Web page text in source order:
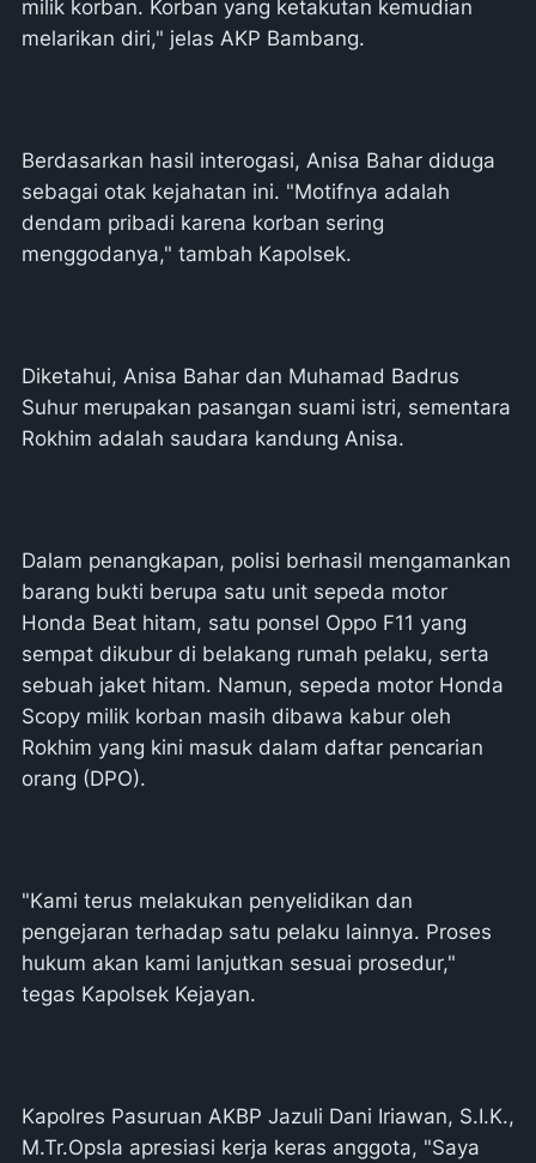
milik korban. Korban yang ketakutan kemudian
melarikan diri," jelas AKP Bambang.
Berdasarkan hasil interogasi, Anisa Bahar diduga
sebagai otak kejahatan ini. "Motifnya adalah
dendam pribadi karena korban sering
menggodanya," tambah Kapolsek.
Diketahui, Anisa Bahar dan Muhamad Badrus
Suhur merupakan pasangan suami istri, sementara
Rokhim adalah saudara kandung Anisa.
Dalam penangkapan, polisi berhasil mengamankan
barang bukti berupa satu unit sepeda motor
Honda Beat hitam, satu ponsel Oppo F11 yang
sempat dikubur di belakang rumah pelaku, serta
sebuah jaket hitam. Namun, sepeda motor Honda
Scopy milik korban masih dibawa kabur oleh
Rokhim yang kini masuk dalam daftar pencarian
orang (DPO).
"Kami terus melakukan penyelidikan dan
pengejaran terhadap satu pelaku lainnya. Proses
hukum akan kami lanjutkan sesuai prosedur,"
tegas Kapolsek Kejayan.
Kapolres Pasuruan AKBP Jazuli Dani Iriawan, S.I.K.,
M.Tr.Opsla apresiasi kerja keras anggota, "Saya